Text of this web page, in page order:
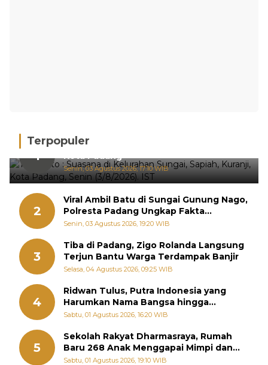
Terpopuler
1
Hujan Deras, 15 Titik Banjir Terdeteksi di
Kota Padang
Senin, 03 Agustus 2026, 17:10 WIB
2
Viral Ambil Batu di Sungai Gunung Nago,
Polresta Padang Ungkap Fakta
Sebenarnya
Senin, 03 Agustus 2026, 19:20 WIB
3
Tiba di Padang, Zigo Rolanda Langsung
Terjun Bantu Warga Terdampak Banjir
Selasa, 04 Agustus 2026, 09:25 WIB
4
Ridwan Tulus, Putra Indonesia yang
Harumkan Nama Bangsa hingga
Diabadikan dalam Buku Jepang
Sabtu, 01 Agustus 2026, 16:20 WIB
5
Sekolah Rakyat Dharmasraya, Rumah
Baru 268 Anak Menggapai Mimpi dan
Memutus Rantai Kemiskinan
Sabtu, 01 Agustus 2026, 19:10 WIB